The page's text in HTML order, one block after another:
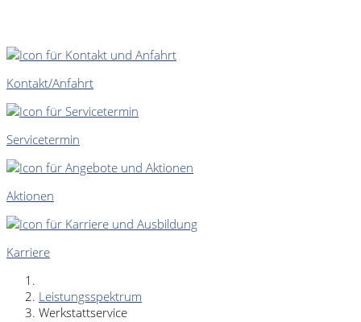
Kontakt/Anfahrt
Servicetermin
Aktionen
Karriere
Leistungsspektrum
Werkstattservice